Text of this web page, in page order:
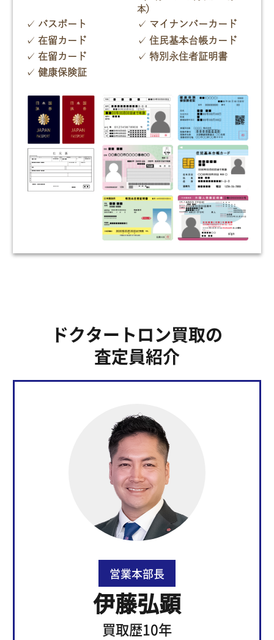
本）
パスポート
マイナンバーカード
在留カード
住民基本台帳カード
在留カード
特別永住者証明書
健康保険証
ドクタートロン買取の
査定員紹介
営業本部長
伊藤弘顕
買取歴10年